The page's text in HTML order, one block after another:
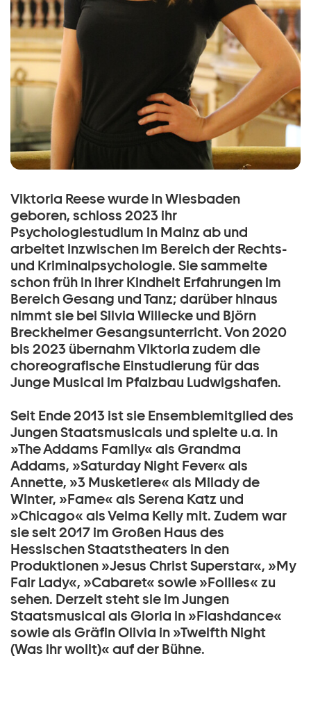
Viktoria Reese wurde in Wiesbaden
geboren, schloss 2023 ihr
Psychologiestudium in Mainz ab und
arbeitet inzwischen im Bereich der Rechts-
und Kriminalpsychologie. Sie sammelte
schon früh in ihrer Kindheit Erfahrungen im
Bereich Gesang und Tanz; darüber hinaus
nimmt sie bei Silvia Willecke und Björn
Breckheimer Gesangsunterricht. Von 2020
bis 2023 übernahm Viktoria zudem die
choreografische Einstudierung für das
Junge Musical im Pfalzbau Ludwigshafen.
Seit Ende 2013 ist sie Ensemblemitglied des
Jungen Staatsmusicals und spielte u.a. in
»The Addams Family« als Grandma
Addams, »Saturday Night Fever« als
Annette, »3 Musketiere« als Milady de
Winter, »Fame« als Serena Katz und
»Chicago« als Velma Kelly mit. Zudem war
sie seit 2017 im Großen Haus des
Hessischen Staatstheaters in den
Produktionen »Jesus Christ Superstar«, »My
Fair Lady«, »Cabaret« sowie »Follies« zu
sehen. Derzeit steht sie im Jungen
Staatsmusical als Gloria in »Flashdance«
sowie als Gräfin Olivia in »Twelfth Night
(Was ihr wollt)« auf der Bühne.